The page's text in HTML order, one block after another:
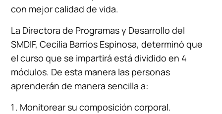
con mejor calidad de vida.
La Directora de Programas y Desarrollo del
SMDIF, Cecilia Barrios Espinosa, determinó que
el curso que se impartirá está dividido en 4
módulos. De esta manera las personas
aprenderán de manera sencilla a:
Monitorear su composición corporal.